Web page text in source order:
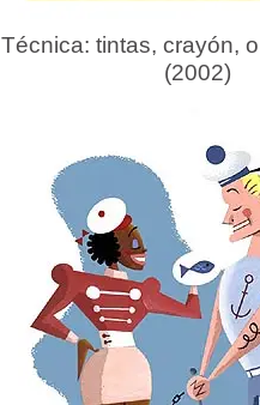
Técnica: tintas, crayón,
(2002)